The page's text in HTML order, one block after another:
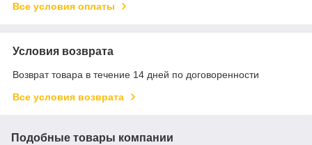
Все условия оплаты
Условия возврата
Возврат товара в течение 14 дней по договоренности
Все условия возврата
Подобные товары компании